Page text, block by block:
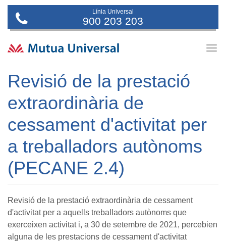
Línia Universal
900 203 203
Revisió de la prestació
extraordinària de
cessament d'activitat per
a treballadors autònoms
(PECANE 2.4)
Revisió de la prestació extraordinària de cessament
d'activitat per a aquells treballadors autònoms que
exerceixen activitat i, a 30 de setembre de 2021, percebien
alguna de les prestacions de cessament d'activitat